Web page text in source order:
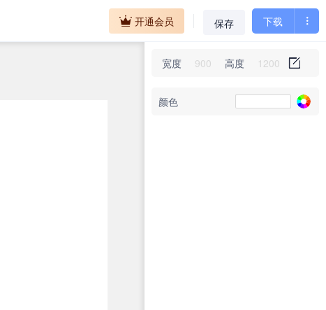
开通会员 保存 下载
宽度 高度
颜色